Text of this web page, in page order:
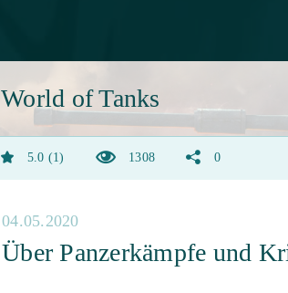
World of Tanks
5.0 1 1308 0
04.05.2020
Über Panzerkämpfe und